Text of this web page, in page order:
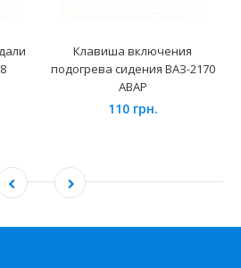
Клавиша включения
подогрева сидения ВАЗ-2170
АВАР
110 грн.